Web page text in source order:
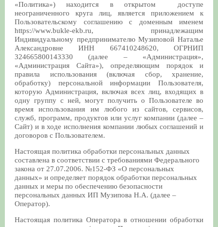
«Политика») находится в открытом доступе
неограниченного круга лиц, является приложением к
Пользовательскому соглашению с доменным именем
https://www.bukle-ekb.ru, принадлежащим
Индивидуальному предпринимателю Музиповой Наталье
Александровне ИНН 667410248620, ОГРНИП
324665800143330 (далее – «Администрация»,
«Администрация Сайта»), определяющим порядок и
правила использования (включая сбор, хранение,
обработку) персональной информации Пользователя,
которую Администрация, включая всех лиц, входящих в
одну группу с ней, могут получить о Пользователе во
время использования им любого из сайтов, сервисов,
служб, программ, продуктов или услуг компании (далее –
Сайт) и в ходе исполнения компании любых соглашений и
договоров с Пользователем.
Настоящая политика обработки персональных данных
составлена в соответствии с требованиями Федерального
закона от 27.07.2006. №152-ФЗ «О персональных
данных» и определяет порядок обработки персональных
данных и меры по обеспечению безопасности
персональных данных ИП Музипова Н.А. (далее –
Оператор).
Настоящая политика Оператора в отношении обработки